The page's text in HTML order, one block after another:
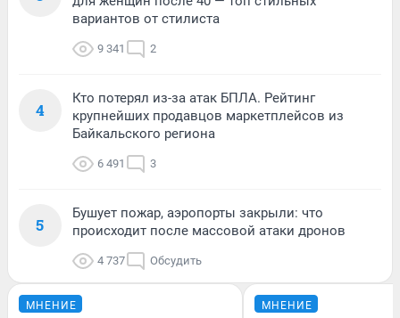
вариантов от стилиста
9 341 2
4
Кто потерял из-за атак БПЛА. Рейтинг
крупнейших продавцов маркетплейсов из
Байкальского региона
6 491 3
5
Бушует пожар, аэропорты закрыли: что
происходит после массовой атаки дронов
4 737 Обсудить
МНЕНИЕ МНЕНИЕ